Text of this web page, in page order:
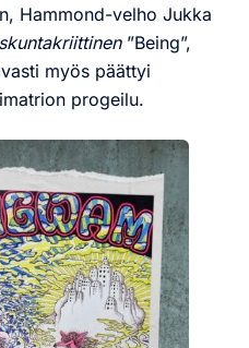
Hammond-velho Jukka
”Being”,
myös päättyi
progeilu.